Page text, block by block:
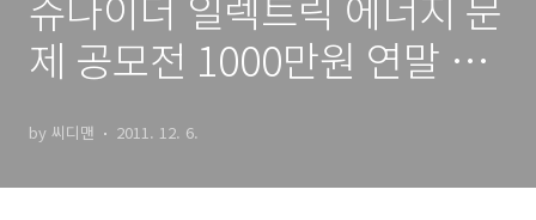
제 공모전 1000만원 연말 이
by 씨디맨 2011. 12. 6.